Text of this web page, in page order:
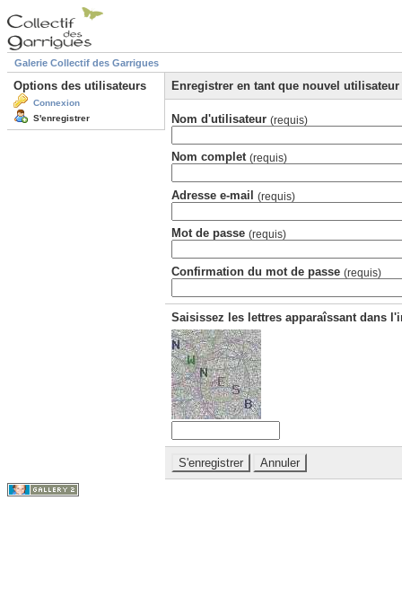
Galerie Collectif des Garrigues
Options des utilisateurs
Connexion
S'enregistrer
Enregistrer en tant que nouvel utilisateur
Nom d'utilisateur (requis)
Nom complet (requis)
Adresse e-mail (requis)
Mot de passe (requis)
Confirmation du mot de passe (requis)
Saisissez les lettres apparaîssant dans